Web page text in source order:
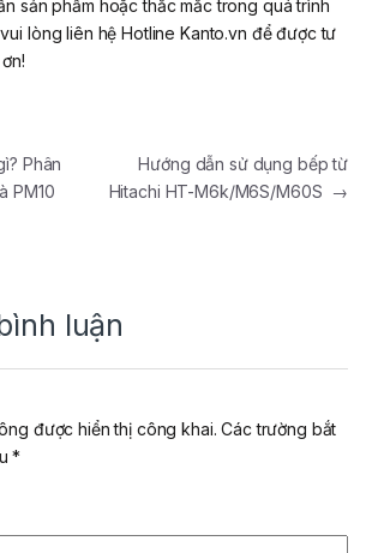
sản phẩm hoặc thắc mắc trong quá trình
lòng liên hệ Hotline Kanto.vn để được tư
viết
Phân
PM10
Hướng dẫn sử dụng bếp từ
Hitachi HT-M6k/M6S/M60S →
luận
được hiển thị công khai. Các trường bắt
*